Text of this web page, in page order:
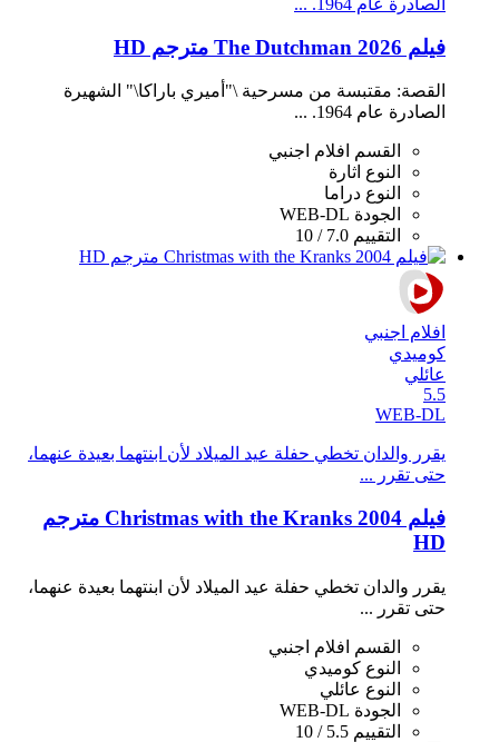
فيلم The Dutchman 2026 مترجم HD
القصة: مقتبسة من مسرحية \"أميري باراكا\" الشهيرة
الصادرة عام 1964. ...
القسم
افلام اجنبي
النوع اثارة
النوع دراما
الجودة WEB-DL
التقييم 7.0 / 10
افلام اجنبي
كوميدي
عائلي
5.5
WEB-DL
يقرر والدان تخطي حفلة عيد الميلاد لأن ابنتهما بعيدة عنهما،
حتى تقرر ...
فيلم Christmas with the Kranks 2004 مترجم
HD
يقرر والدان تخطي حفلة عيد الميلاد لأن ابنتهما بعيدة عنهما،
حتى تقرر ...
القسم
افلام اجنبي
النوع كوميدي
النوع عائلي
الجودة WEB-DL
التقييم 5.5 / 10